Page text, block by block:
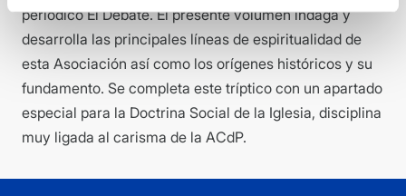
periódico El Debate. El presente volumen indaga y
desarrolla las principales líneas de espiritualidad de
esta Asociación así como los orígenes históricos y su
fundamento. Se completa este tríptico con un apartado
especial para la Doctrina Social de la Iglesia, disciplina
muy ligada al carisma de la ACdP.